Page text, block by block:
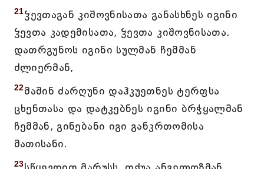
21ჴევთაგან კიშოვნისათა განასხნეს იგინი
ჴევთა კადემისათა, ჴევთა კიშოვნისათა.
დათრგუნოს იგინი სულმან ჩემმან
ძლიერმან,
22მაშინ ძარღუნი დაჰკუეთნეს ტერფსა
ცხენთასა და დატკებნეს იგინი ბრჭყალმან
ჩემმან, გინებანი იგი განკრთომისა
მათისანი.
23